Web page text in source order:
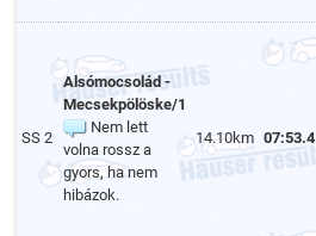
SS 2
Alsómocsolád -
Mecsekpölöske/1
Nem lett
volna rossz a
gyors, ha nem
hibázok.
14.10km 07:53.4